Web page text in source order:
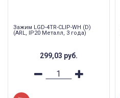
Зажим LGD-4TR-CLIP-WH (D)
(ARL, IP20 Металл, 3 года)
299,03 руб.